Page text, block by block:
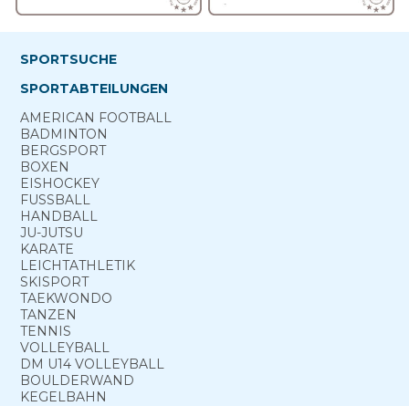
SPORTSUCHE
SPORTABTEILUNGEN
AMERICAN FOOTBALL
BADMINTON
BERG­SPORT
BOXEN
EISHOCKEY
FUSSBALL
HANDBALL
JU-JUTSU
KARATE
LEICHTATHLETIK
SKISPORT
TAEKWONDO
TANZEN
TENNIS
VOLLEYBALL
DM U14 VOLLEYBALL
BOULDERWAND
KEGELBAHN